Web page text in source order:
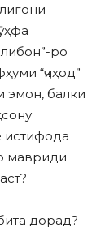
ро
“ҷиҳод”
эмон, балки
истифода
мавриди
дорад?